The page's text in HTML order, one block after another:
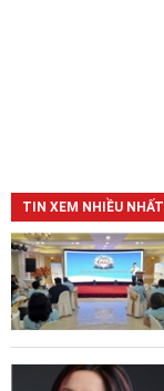
TIN XEM NHIỀU NHẤT